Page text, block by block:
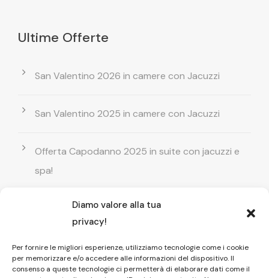
Diamo valore alla tua
privacy!
Per fornire le migliori esperienze, utilizziamo tecnologie come i cookie
per memorizzare e/o accedere alle informazioni del dispositivo. Il
consenso a queste tecnologie ci permetterà di elaborare dati come il
Ultime Offerte
San Valentino 2026 in camere con Jacuzzi
San Valentino 2025 in camere con Jacuzzi
Offerta Capodanno 2025 in suite con jacuzzi e
spa!
Offerta Natale in camera con vasca
idromassaggio ! Prenota il tuo relax esclusivo
Entrata GRATUITA in Piscina esterna! Il tuo relax